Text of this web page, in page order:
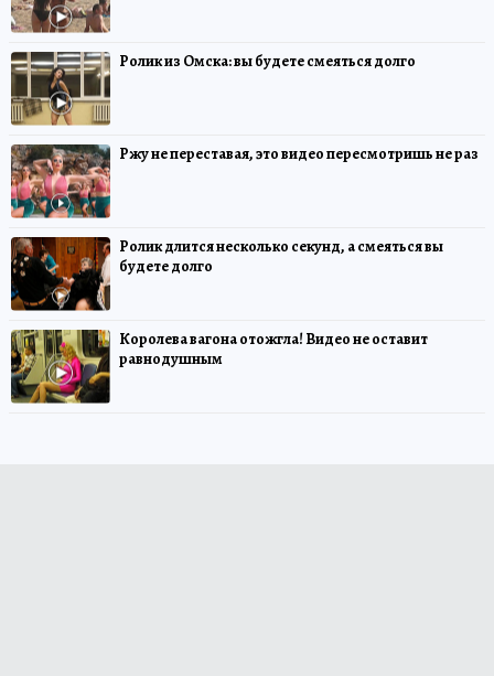
Ролик из Омска: вы будете смеяться долго
Ржу не переставая, это видео пересмотришь не раз
Ролик длится несколько секунд, а смеяться вы
будете долго
Королева вагона отожгла! Видео не оставит
равнодушным